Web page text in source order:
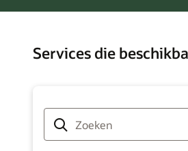
Services die